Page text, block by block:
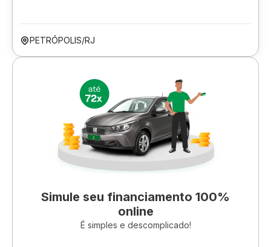
PETRÓPOLIS/RJ
Simule seu financiamento 100%
online
É simples e descomplicado!